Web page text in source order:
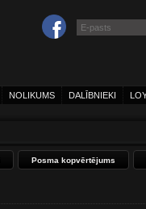
NOLIKUMS DALĪBNIEKI
Posma kopvērtējums